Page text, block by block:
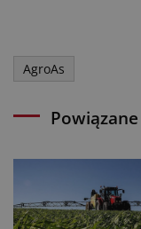
AgroAs